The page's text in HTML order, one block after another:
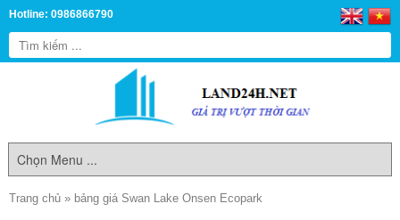
Hotline: 0986866790
Trang chủ » bảng giá Swan Lake Onsen Ecopark